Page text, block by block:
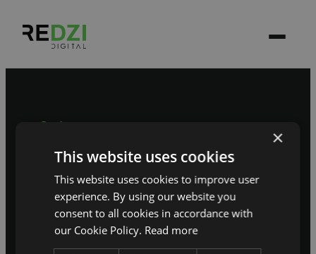
Sāksim sarunu
Pastāstiet, kur jūsu
sistēma pašlaik pieklibo.
Pieteikt projektu →
×
This website uses cookies
This website uses cookies to improve user
experience. By using our website you
consent to all cookies in accordance with
our Cookie Policy. Read more